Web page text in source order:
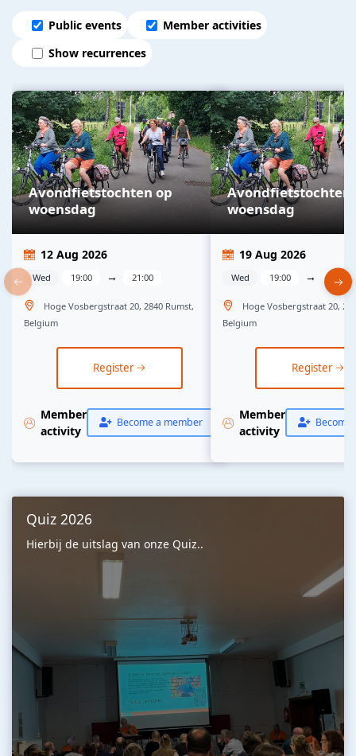
Public events
Member activities
Show recurrences
Avondfietstochten op
woensdag
12 Aug 2026
Wed 19:00 → 21:00
Hoge Vosbergstraat 20, 2840 Rumst,
Belgium
Register
Member
activity
Become a member
Avondfietstochten
woensdag
19 Aug 2026
Wed 19:00 → 21:00
Hoge Vosbergstraat 20,
Belgium
Register
Member
activity
Become
Quiz 2026
Hierbij de uitslag van onze Quiz..